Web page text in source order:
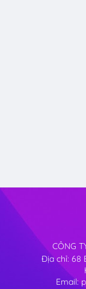
CÔNG
Địa chỉ: 68
Email: